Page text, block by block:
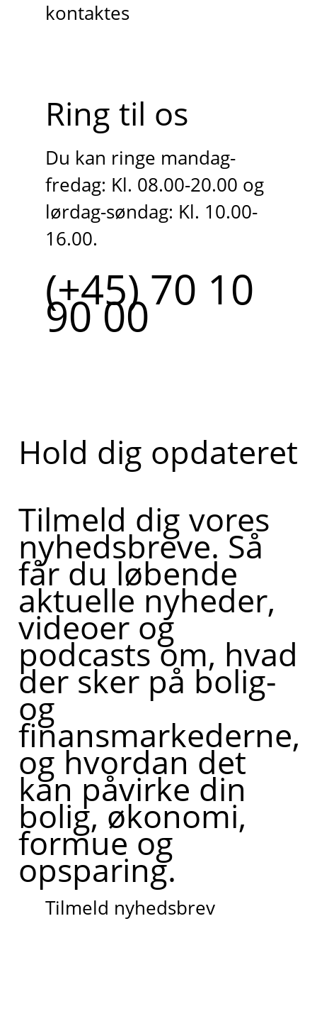
kontaktes
Ring til os
Du kan ringe mandag-
fredag: Kl. 08.00-20.00 og
lørdag-søndag: Kl. 10.00-
16.00.
(+45) 70 10
90 00
Hold dig opdateret
Tilmeld dig vores
nyhedsbreve. Så
får du løbende
aktuelle nyheder,
videoer og
podcasts om, hvad
der sker på bolig-
og
finansmarkederne,
og hvordan det
kan påvirke din
bolig, økonomi,
formue og
opsparing.
Tilmeld nyhedsbrev